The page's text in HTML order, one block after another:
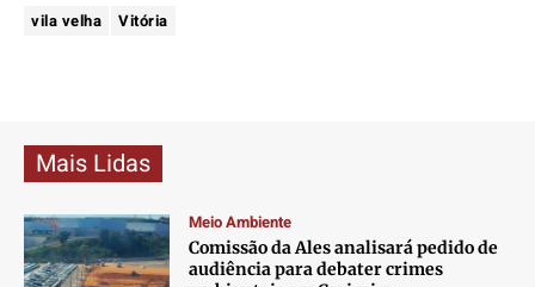
vila velha
Vitória
Mais Lidas
Meio Ambiente
Comissão da Ales analisará pedido de
audiência para debater crimes